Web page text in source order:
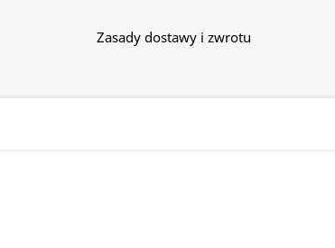
Zasady dostawy i zwrotu